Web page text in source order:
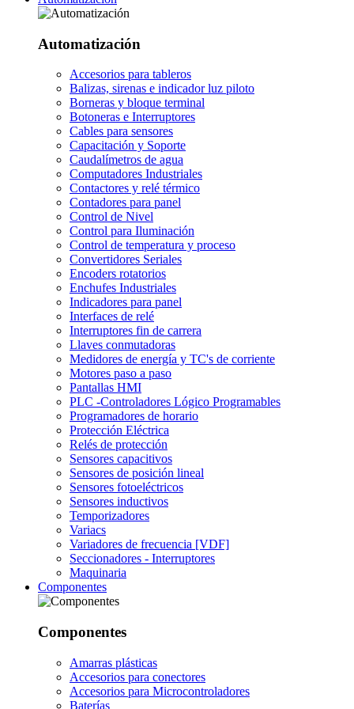
Automatización
Accesorios para tableros
Balizas, sirenas e indicador luz piloto
Borneras y bloque terminal
Botoneras e Interruptores
Cables para sensores
Capacitación y Soporte
Caudalímetros de agua
Computadores Industriales
Contactores y relé térmico
Contadores para panel
Control de Nivel
Control para Iluminación
Control de temperatura y proceso
Convertidores Seriales
Encoders rotatorios
Enchufes Industriales
Indicadores para panel
Interfaces de relé
Interruptores fin de carrera
Llaves conmutadoras
Medidores de energía y TC's de corriente
Motores paso a paso
Pantallas HMI
PLC -Controladores Lógico Programables
Programadores de horario
Protección Eléctrica
Relés de protección
Sensores capacitivos
Sensores de posición lineal
Sensores fotoeléctricos
Sensores inductivos
Temporizadores
Variacs
Variadores de frecuencia [VDF]
Seccionadores - Interruptores
Maquinaria
Componentes
Componentes
Amarras plásticas
Accesorios para conectores
Accesorios para Microcontroladores
Baterías